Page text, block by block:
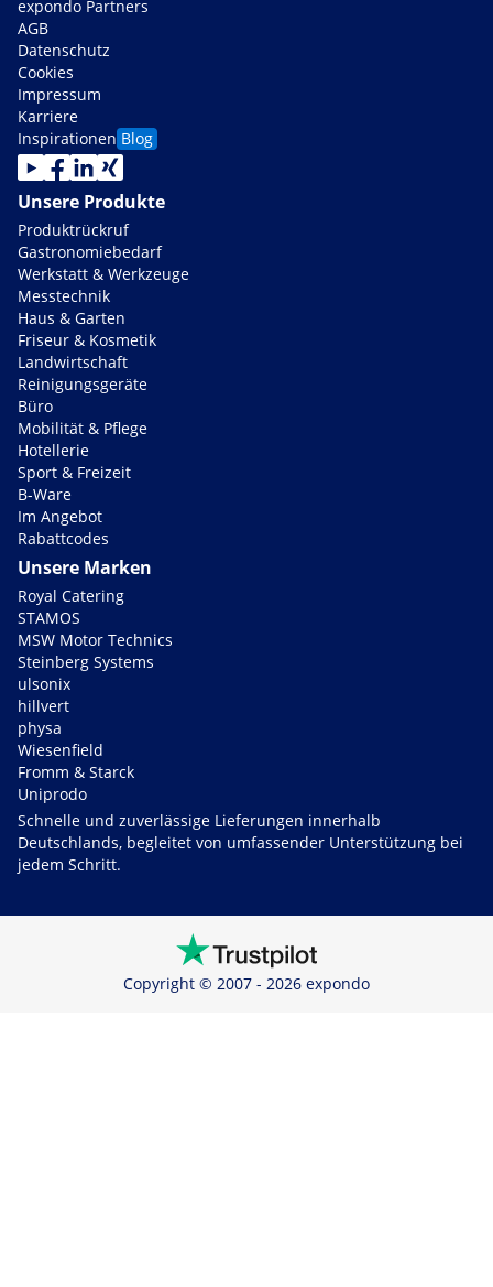
expondo Partners
AGB
Datenschutz
Cookies
Impressum
Karriere
Inspirationen Blog
Unsere Produkte
Produktrückruf
Gastronomiebedarf
Werkstatt & Werkzeuge
Messtechnik
Haus & Garten
Friseur & Kosmetik
Landwirtschaft
Reinigungsgeräte
Büro
Mobilität & Pflege
Hotellerie
Sport & Freizeit
B-Ware
Im Angebot
Rabattcodes
Unsere Marken
Royal Catering
STAMOS
MSW Motor Technics
Steinberg Systems
ulsonix
hillvert
physa
Wiesenfield
Fromm & Starck
Uniprodo
Schnelle und zuverlässige Lieferungen innerhalb
Deutschlands, begleitet von umfassender Unterstützung bei
jedem Schritt.
Copyright © 2007 - 2026 expondo